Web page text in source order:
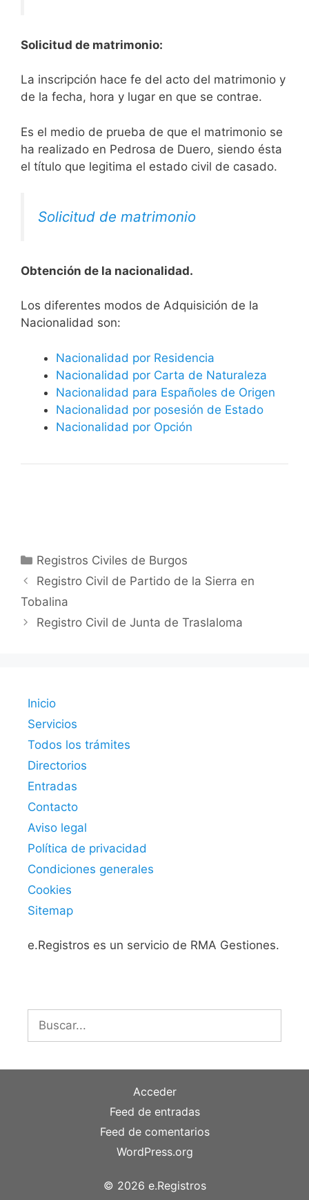
Solicitud de matrimonio:
La inscripción hace fe del acto del matrimonio y
de la fecha, hora y lugar en que se contrae.
Es el medio de prueba de que el matrimonio se
ha realizado en Pedrosa de Duero, siendo ésta
el título que legitima el estado civil de casado.
Solicitud de matrimonio
Obtención de la nacionalidad.
​​​Los diferentes modos de Adquisición de la
Nacionalidad son:
Nacionalidad por Residencia
Nacionalidad por Carta de Naturaleza
Nacionalidad para Españoles de Origen
Nacionalidad por posesión de Estado
Nacionalidad por Opción
Categorías
Registros Civiles de Burgos
Registro Civil de Partido de la Sierra en
Tobalina
Registro Civil de Junta de Traslaloma
Inicio
Servicios
Todos los trámites
Directorios
Entradas
Contacto
Aviso legal
Política de privacidad
Condiciones generales
Cookies
Sitemap
e.Registros es un servicio de RMA Gestiones.
Buscar:
Acceder
Feed de entradas
Feed de comentarios
WordPress.org
© 2026 e.Registros